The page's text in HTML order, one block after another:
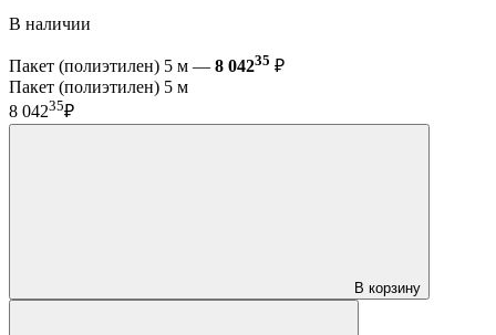
В наличии
Пакет (полиэтилен) 5 м — 8 04235 ₽
Пакет (полиэтилен) 5 м
8 04235₽
В корзину